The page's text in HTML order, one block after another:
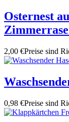
Osternest
2,00 €Preise sind
0,98 €Preise sind